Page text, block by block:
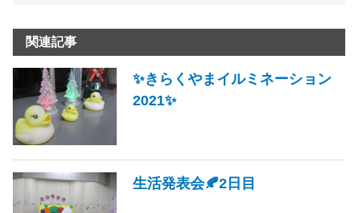
関連記事
✨きらくやまイルミネーション
2021✨
生活発表会🍂2日目